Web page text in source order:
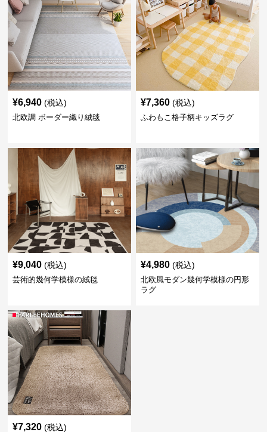
¥6,940 (税込)
北欧調 ボーダー織り絨毯
¥7,360 (税込)
ふわもこ格子柄キッズラグ
¥9,040 (税込)
芸術的幾何学模様の絨毯
¥4,980 (税込)
北欧風モダン幾何学模様の円形
ラグ
¥7,320 (税込)